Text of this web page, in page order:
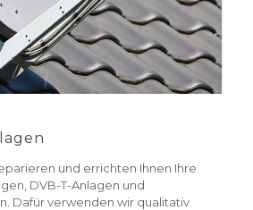
und errichten Ihnen Ihre
DVB-T-Anlagen und
Dafür verwenden wir qualitativ